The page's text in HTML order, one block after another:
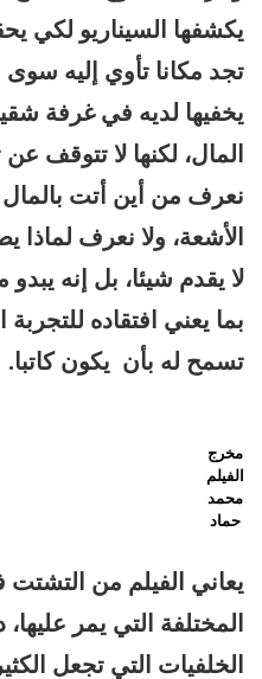
يكشفها السيناريو لكي
تجد مكانا تأوي إليه
يخفيها لديه في غرفة
المال، لكنها لا تتوقف عن
نعرف من أين أتت بالمال
الأشعة، ولا نعرف
لا يقدم شيئا، بل إنه يبدو
بما يعني افتقاده للتجربة
تسمح له بأن يكون كاتبا.
مخرج
الفيلم
محمد
حماد
يعاني الفيلم من التشتت
المختلفة التي يمر
الخلفيات التي تجعل